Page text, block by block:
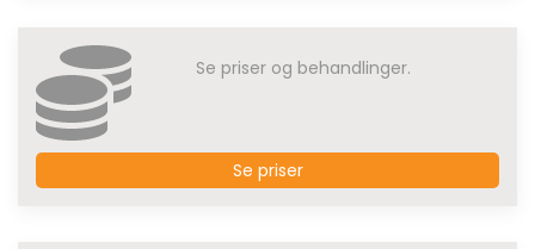
Se priser og behandlinger.
Se priser